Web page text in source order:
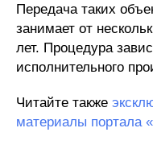
Передача таких
занимает от
лет. Процедура
исполнительного
Читайте также
материалы портала